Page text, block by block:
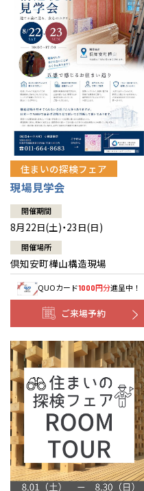
住まいの探検フェア
現場見学会
開催期間
8月22日(土)・23日(日)
開催場所
倶知安町樺山構造現場
QUOカード1000円分進呈中！
ご来場予約
全国の展示場
北海道
札幌
道央
道北
道南
道東
東北
青森
秋田
岩手
山形
宮城
福島
甲信越・北陸
新潟
山梨
長野
富山
石川
福井
関東
東京
神奈川
埼玉
千葉
茨城
栃木
群馬
東海
愛知
岐阜
静岡
三重
近畿
大阪
京都
兵庫
奈良
滋賀
和歌山
中国・四国
岡山
香川
愛媛
鳥取
島根
広島
九州
福岡
佐賀
熊本
大分
宮崎
分譲マンション
※現住所のある都道府県以外
くの展示場又は店舗にお問合
応します。お気軽にご相談く
お近くのイベント
北海道
札幌
札幌
小樽
道央
苫小牧
小樽
道北
道南
道東
釧路
東北
青森県
八戸
青森
秋田県
秋田
岩手県
山形県
宮城県
仙台
福島県
会津
甲信越・北陸
新潟県
長岡
山梨県
長野県
富山県
富山
石川県
福井県
福井
関東
東京都
神奈川県
相模
埼玉県
埼玉
千葉県
千葉
柏
茨城県
水戸
栃木県
宇都宮
小山
群馬県
群馬
伊勢崎
東海
愛知県
岐阜県
岐阜
静岡県
三重県
四日市
近畿
大阪府
大阪
京都府
京都
兵庫県
姫路
奈良県
奈良
中国・四国
岡山県
岡山
愛媛県
松山
九州
福岡県
福岡
佐賀県
佐賀
熊本県
熊本
大分県
大分
宮崎県
宮崎
鹿児島県
鹿児島